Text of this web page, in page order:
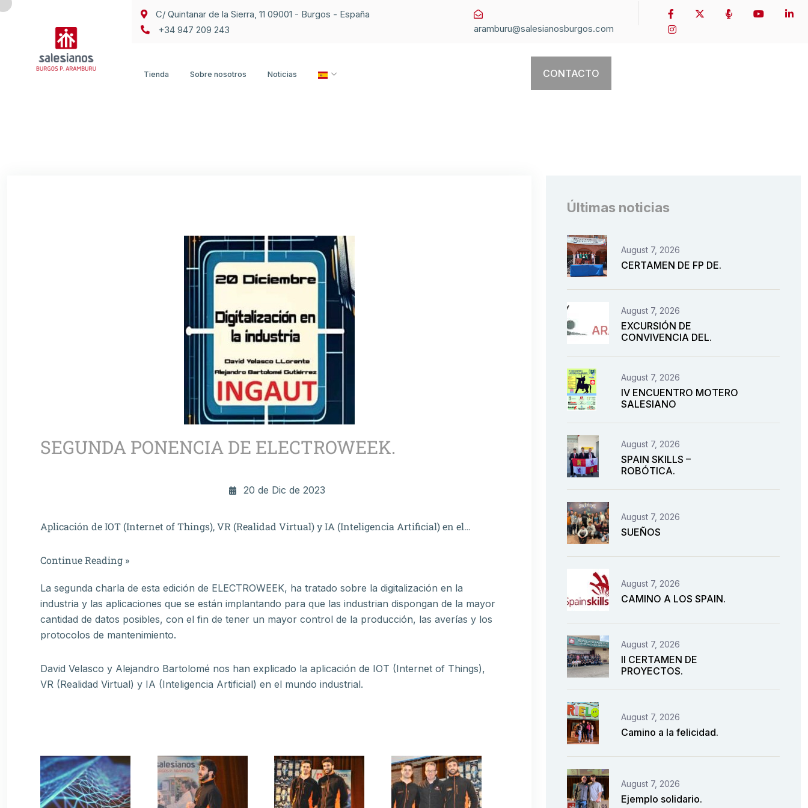
C/ Quintanar de la Sierra, 11 09001 - Burgos - España
+34 947 209 243
aramburu@salesianosburgos.com
Tienda Sobre nosotros Noticias CONTACTO
SEGUNDA PONENCIA DE ELECTROWEEK.
20 de Dic de 2023
Aplicación de IOT (Internet of Things), VR (Realidad Virtual) y IA (Inteligencia Artificial) en el…
Continue Reading »
La segunda charla de esta edición de ELECTROWEEK, ha tratado sobre la digitalización en la
industria y las aplicaciones que se están implantando para que las industrian dispongan de la mayor
cantidad de datos posibles, con el fin de tener un mayor control de la producción, las averías y los
protocolos de mantenimiento.
David Velasco y Alejandro Bartolomé nos han explicado la aplicación de IOT (Internet of Things),
VR (Realidad Virtual) y IA (Inteligencia Artificial) en el mundo industrial.
Últimas noticias
August 7, 2026
CERTAMEN DE FP DE.
August 7, 2026
EXCURSIÓN DE
CONVIVENCIA DEL.
August 7, 2026
IV ENCUENTRO MOTERO
SALESIANO
August 7, 2026
SPAIN SKILLS –
ROBÓTICA.
August 7, 2026
SUEÑOS
August 7, 2026
CAMINO A LOS SPAIN.
August 7, 2026
II CERTAMEN DE
PROYECTOS.
August 7, 2026
Camino a la felicidad.
August 7, 2026
Ejemplo solidario.